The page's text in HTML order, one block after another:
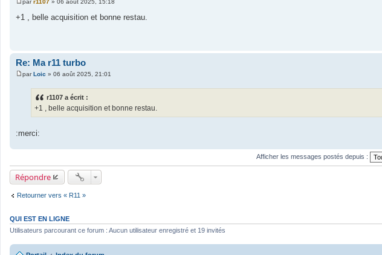
M
e
s
parr1107 » 06 août 2025, 15:18
+1 , belle acquisition et bonne restau.
Re: Ma r11 turbo
M
parLoic » 06 août 2025, 21:01
r1107 a écrit :
+1 , belle acquisition et bonne restau.
:merci:
Afficher les messages postés depuis :
Répondre
Retourner vers « R11 »
QUI EST EN LIGNE
Utilisateurs parcourant ce forum : Aucun utilisateur enregistré et 19 invités